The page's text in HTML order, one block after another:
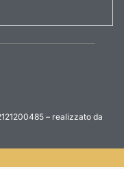
– realizzato da